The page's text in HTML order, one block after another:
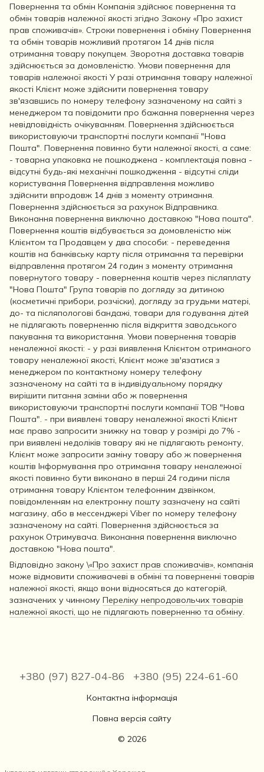
Повернення та обмін Компанія здійснює повернення та
обмін товарів належної якості згідно Закону «Про захист
прав споживачів». Строки повернення і обміну Повернення
та обмін товарів можливий протягом 14 днів після
отримання товару покупцем. Зворотня доставка товарів
здійснюється за домовленістю. Умови повернення для
товарів належної якості У разі отримання товару належної
якості Клієнт може здійснити повернення товару
зв'язавшись по номеру телефону зазначеному на сайті з
менеджером та повідомити про бажання повернення через
невідповідність очікуванням. Повернення здійснюється
використовуючи транспортні послуги компанії "Нова
Пошта". Повернення повинно бути належної якості, а саме:
- товарна упаковка не пошкоджена - комплектація повна -
відсутні будь-які механічні пошкодження - відсутні сліди
користування Повернення відправлення можливо
здійснити впродовж 14 днів з моменту отримання.
Повернення здійснюється за рахунок Відправника.
Виконання повернення виключно доставкою "Нова пошта".
Повернення коштів відбувається за домовленістю між
Клієнтом та Продавцем у два способи: - переведення
коштів на банківську карту після отримання та перевірки
відправлення протягом 24 годин з моменту отримання
повернутого товару - повернення коштів через післяплату
"Нова Пошта" Група товарів по догляду за дитиною
(косметичні прибори, розчіски), догляду за грудьми матері,
до- та післяпологові бандажі, товари для годування дітей
не підлягають поверненню після відкриття заводського
пакування та використання. Умови повернення товарів
неналежної якості: - у разі виявлення Клієнтом отриманого
товару неналежної якості, Клієнт може зв'язатися з
менеджером по контактному номеру телефону
зазначеному на сайті та в індивідуальному порядку
вирішити питання заміни або ж повернення
використовуючи транспортні послуги компанії ТОВ "Нова
Пошта". - при виявлені товару неналежної якості Клієнт
має право запросити знижку на товар у розмірі до 7% -
при виявлені недоліків товару які не підлягають ремонту,
Клієнт може запросити заміну товару або ж повернення
коштів Інформування про отримання товару неналежної
якості повинно бути виконано в перші 24 години після
отримання товару Клієнтом телефонним дзвінком,
повідомленням на електронну пошту зазначену на сайті
магазину, або в мессенджері Viber по номеру телефону
зазначеному на сайті. Повернення здійснюється за
рахунок Отримувача. Виконання повернення виключно
доставкою "Нова пошта".
Відповідно закону\«Про захист прав споживачів», компанія
може відмовити споживачеві в обміні та поверненні товарів
належної якості, якщо вони відносяться до категорій,
зазначених у чинному Переліку непродовольчих товарів
належної якості, що не підлягають поверненню та обміну.
+380 (97) 827-04-86 +380 (95) 224-61-60
Контактна інформація
Повна версія сайту
© 2026